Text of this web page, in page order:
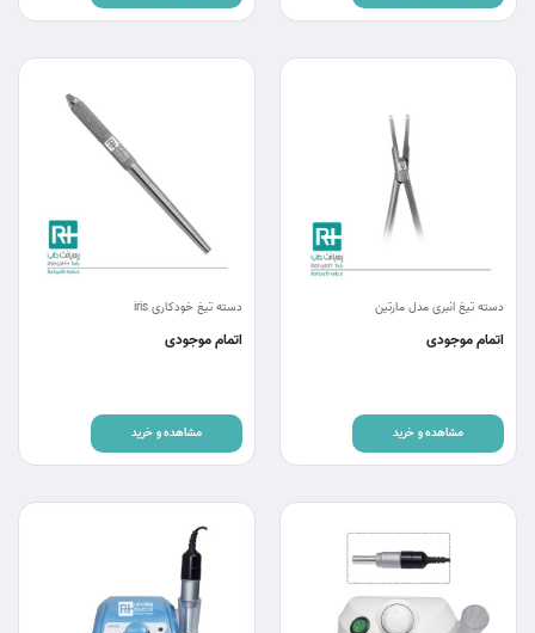
دسته تیغ انبری مدل مارتین
اتمام موجودی
مشاهده و خرید
دسته تیغ خودکاری iris
اتمام موجودی
مشاهده و خرید